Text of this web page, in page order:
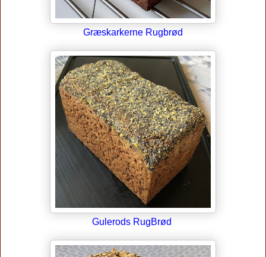
Græskarkerne Rugbrød
Gulerods RugBrød